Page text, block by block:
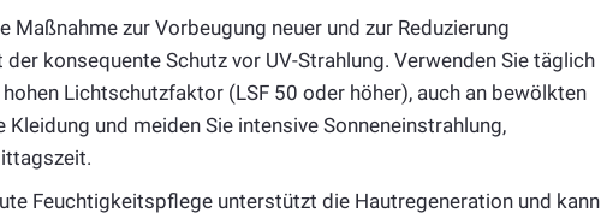
Maßnahme zur Vorbeugung neuer und zur Reduzierung
konsequente Schutz vor UV-Strahlung. Verwenden Sie täglich
Lichtschutzfaktor (LSF 50 oder höher), auch an bewölkten
Kleidung und meiden Sie intensive Sonneneinstrahlung,
Feuchtigkeitspflege unterstützt die Hautregeneration und kann